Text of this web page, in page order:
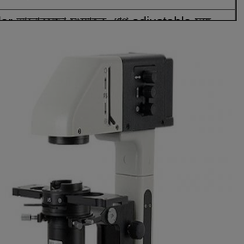
আলোকসজ্জা সংযোজক, ধাপ adjustable সঙ্গে
নিয়মিত জন্য ফেজ কনট্রাস্ট প্লাগ-বোর্ড
হস্তক্ষেপ ফিল্টার
ডায়াফ্রাম সঙ্গে Kohler আলোকসজ্জা প্রতিস্থাপিত,